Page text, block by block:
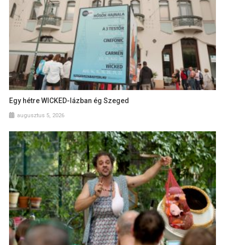
Egy hétre WICKED-lázban ég Szeged
augusztus 5, 2026